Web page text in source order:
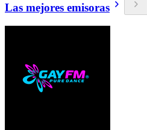
Las mejores emisoras